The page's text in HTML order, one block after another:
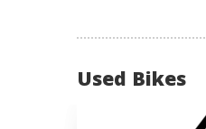
Used Bikes